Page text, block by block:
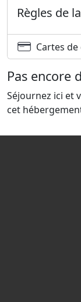
Règles de
Cartes
Pas encore
Séjournez ici et
cet